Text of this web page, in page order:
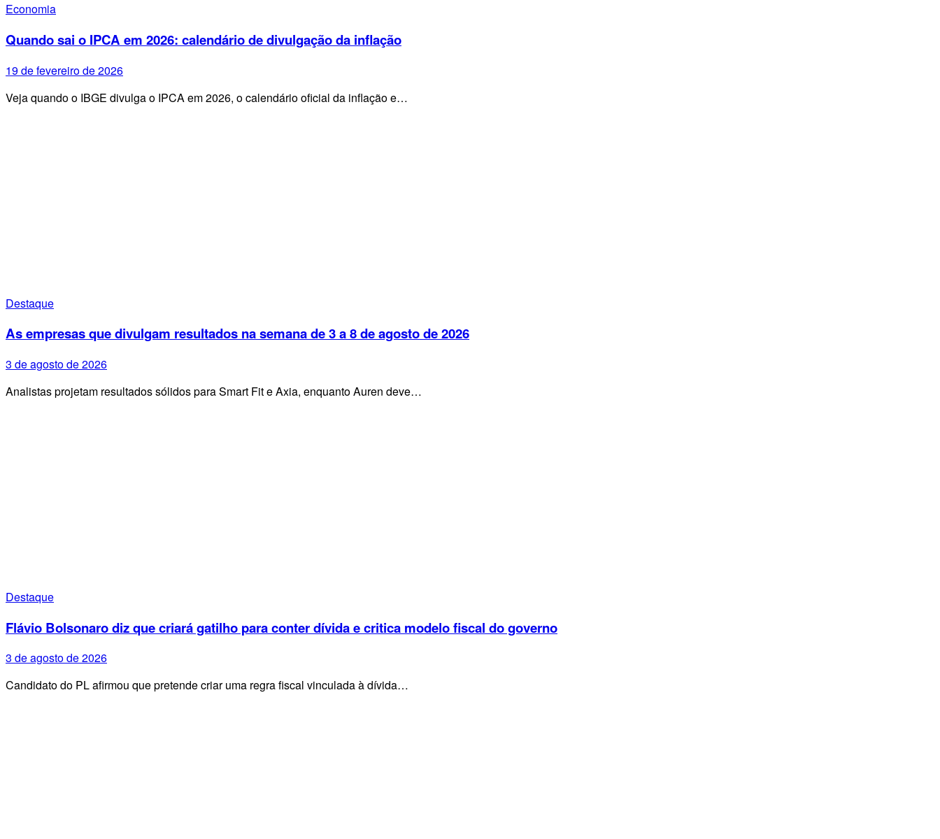
Economia
Quando sai o IPCA em 2026: calendário de divulgação da inflação
19 de fevereiro de 2026
Veja quando o IBGE divulga o IPCA em 2026, o calendário oficial da inflação e…
Destaque
As empresas que divulgam resultados na semana de 3 a 8 de agosto de 2026
3 de agosto de 2026
Analistas projetam resultados sólidos para Smart Fit e Axia, enquanto Auren deve…
Destaque
Flávio Bolsonaro diz que criará gatilho para conter dívida e critica modelo fiscal do governo
3 de agosto de 2026
Candidato do PL afirmou que pretende criar uma regra fiscal vinculada à dívida…